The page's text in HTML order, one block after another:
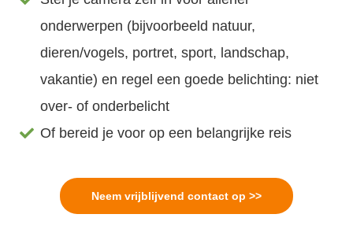
onderwerpen (bijvoorbeeld natuur,
dieren/vogels, portret, sport, landschap,
vakantie) en regel een goede belichting: niet
over- of onderbelicht
Of bereid je voor op een belangrijke reis
Neem vrijblijvend contact op >>